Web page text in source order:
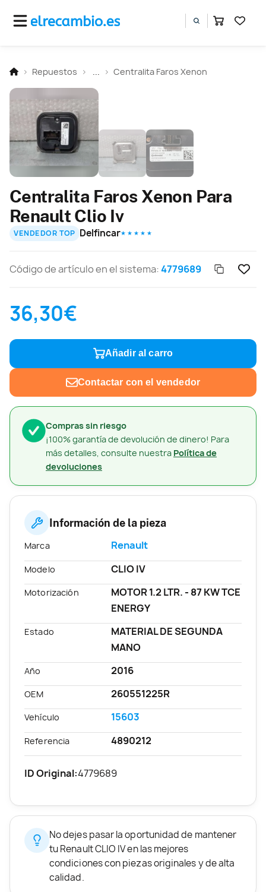
Repuestos Centralita Faros Xenon
Compras sin riesgo
¡100% garantía de devolución de dinero! Para
más detalles, consulte nuestra Política de
devoluciones
Centralita Faros Xenon Para
Renault Clio Iv
VENDEDOR TOP Delfincar★ ★ ★ ★ ★
Código de artículo en el sistema:4779689
36,30€
Añadir al carro
Contactar con el vendedor
Información de la pieza
Marca Renault
Modelo CLIO IV
Motorización
MOTOR 1.2 LTR. - 87 KW TCE
ENERGY
Estado
MATERIAL DE SEGUNDA
MANO
Año 2016
OEM 260551225R
Vehículo 15603
Referencia 4890212
ID Original:4779689
No dejes pasar la oportunidad de mantener
tu Renault CLIO IV en las mejores
condiciones con piezas originales y de alta
calidad.